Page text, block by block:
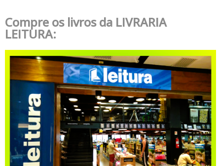
Compre os livros da LIVRARIA
LEITURA: